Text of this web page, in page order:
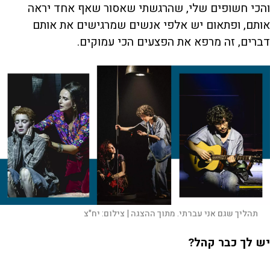
והכי חשופים שלי, שהרגשתי שאסור שאף אחד יראה
אותם, ופתאום יש אלפי אנשים שמרגישים את אותם
דברים, זה מרפא את הפצעים הכי עמוקים.
תהליך שגם אני עברתי. מתוך ההצגה | צילום:יח"צ
יש לך כבר קהל?